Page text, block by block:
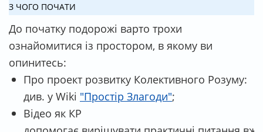
З ЧОГО ПОЧАТИ
До початку подорожі варто трохи
ознайомитися із простором, в якому ви
опинитесь:
Про проект розвитку Колективного Розуму:
див. у Wiki "Простір Злагоди";
Відео як КР